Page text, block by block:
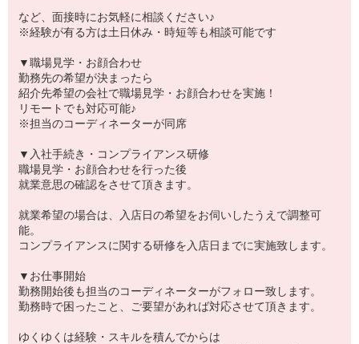
など、面接時にお気軽に相談ください♪
※経験が有る方は土日休み・時短等も相談可能です
▼職場見学・お顔合わせ
勤務先の希望が決まったら
紹介先希望の会社で職場見学・お顔合わせを実施！
リモートでも対応可能♪
※担当のコーディネーターが同席
▼入社手続き・コンプライアンス研修
職場見学・お顔合わせを行った後
就業意思の確認をさせて頂きます。
就業希望の場合は、入店日の希望をお伺いしたうえで調整可
能。
コンプライアンスに関する研修を入店日までに実施致します。
▼お仕事開始
勤務開始後も担当のコーディネーターがフォロー致します。
勤務時で困ったこと、ご要望があれば対応させて頂きます。
ゆくゆくは経験・スキルを積んでからは